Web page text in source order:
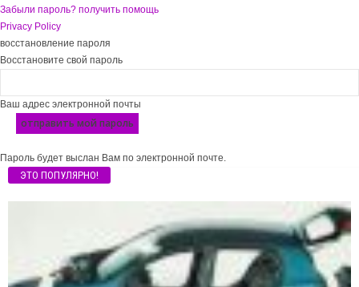
Забыли пароль? получить помощь
Privacy Policy
восстановление пароля
Восстановите свой пароль
Ваш адрес электронной почты
Пароль будет выслан Вам по электронной почте.
ЭТО ПОПУЛЯРНО!